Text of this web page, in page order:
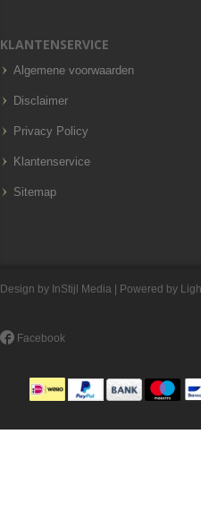
KLANTENSERVICE
Algemene voorwaarden
Disclaimer
Privacy Policy
Klantenservice
Sitemap
Design by InStijl Media | Powered by
Facebook